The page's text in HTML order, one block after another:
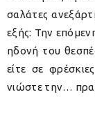
σαλάτες
εξής: Την
ηδονή του
είτε σε
νιώστε την…